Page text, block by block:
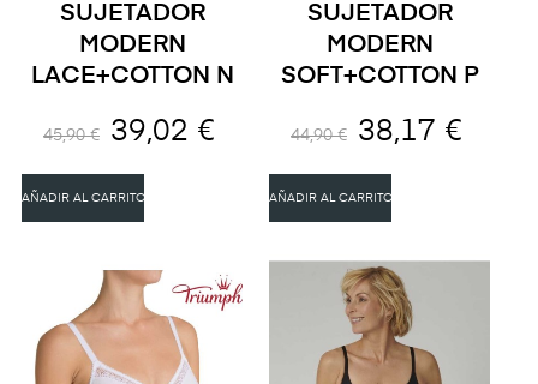
SUJETADOR
MODERN
LACE+COTTON N
45,90 € 39,02 €
AÑADIR AL CARRITO
SUJETADOR
MODERN
SOFT+COTTON P
44,90 € 38,17 €
AÑADIR AL CARRITO